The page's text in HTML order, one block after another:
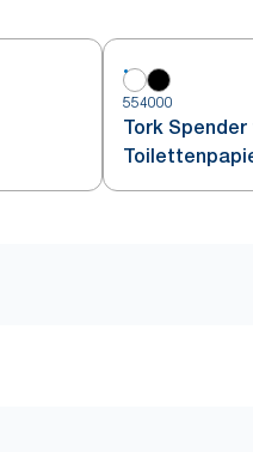
554000
Tork Spender